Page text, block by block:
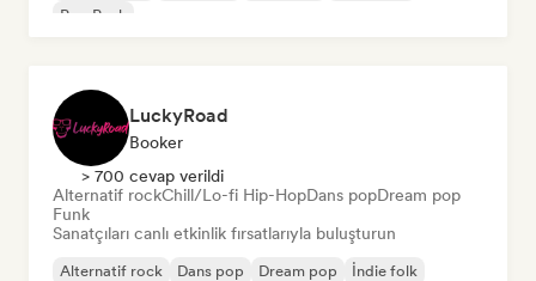
Pop Punk
LuckyRoad
Booker
> 700 cevap verildi
Alternatif rockChill/Lo-fi Hip-HopDans popDream pop
Funk
Sanatçıları canlı etkinlik fırsatlarıyla buluşturun
Alternatif rock Dans pop Dream pop
İndie folk